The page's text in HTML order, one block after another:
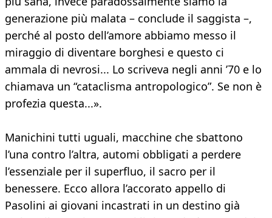
generazione più malata – conclude il saggista –,
perché al posto dell’amore abbiamo messo il
miraggio di diventare borghesi e questo ci
ammala di nevrosi... Lo scriveva negli anni ’70 e lo
chiamava un “cataclisma antropologico”. Se non è
profezia questa...».
Manichini tutti uguali, macchine che sbattono
l’una contro l’altra, automi obbligati a perdere
l’essenziale per il superfluo, il sacro per il
benessere. Ecco allora l’accorato appello di
Pasolini ai giovani incastrati in un destino già